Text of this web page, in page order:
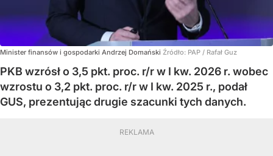
Minister finansów i gospodarki Andrzej Domański Źródło: PAP / Rafał Guz
PKB wzrósł o 3,5 pkt. proc. r/r w I kw. 2026 r. wobec
wzrostu o 3,2 pkt. proc. r/r w I kw. 2025 r., podał
GUS, prezentując drugie szacunki tych danych.